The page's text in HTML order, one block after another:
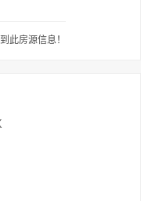
此房源信息！